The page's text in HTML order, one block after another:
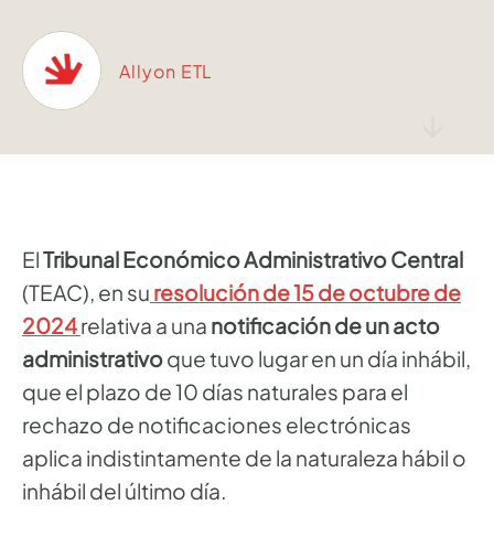
Allyon ETL
ElTribunal Económico Administrativo Central
(TEAC), en su resolución de 15 de octubre de
2024relativa a una notificación de un acto
administrativoque tuvo lugar en un día inhábil,
que el plazo de 10 días naturales para el
rechazo de notificaciones electrónicas
aplica indistintamente de la naturaleza hábil o
inhábil del último día.